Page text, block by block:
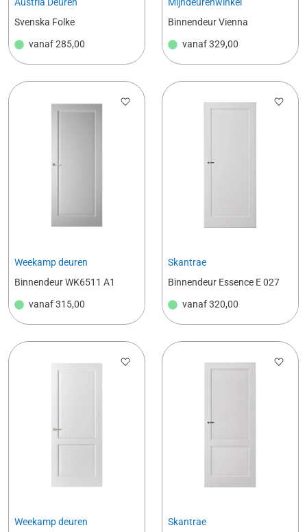
Svenska Folke
vanaf285,00
Binnendeur Vienna
vanaf329,00
Weekamp deuren
Binnendeur WK6511 A1
vanaf315,00
Skantrae
Binnendeur Essence E 027
vanaf320,00
Weekamp deuren Skantrae